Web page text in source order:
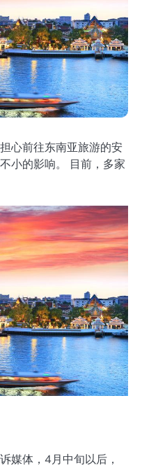
心前往东南亚旅游的安
小的影响。 目前，多家
媒体，4月中旬以后，